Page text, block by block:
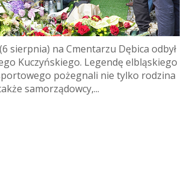
sierpnia) na Cmentarzu Dębica odbył
Kuczyńskiego. Legendę elbląskiego
pożegnali nie tylko rodzina
samorządowcy,...